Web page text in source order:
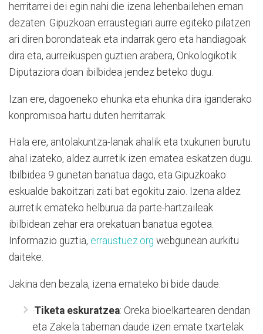
herritarrei dei egin nahi die izena lehenbailehen eman
dezaten. Gipuzkoan erraustegiari aurre egiteko pilatzen
ari diren borondateak eta indarrak gero eta handiagoak
dira eta, aurreikuspen guztien arabera, Onkologikotik
Diputaziora doan ibilbidea jendez beteko dugu.
Izan ere, dagoeneko ehunka eta ehunka dira iganderako
konpromisoa hartu duten herritarrak.
Hala ere, antolakuntza-lanak ahalik eta txukunen burutu
ahal izateko, aldez aurretik izen ematea eskatzen dugu.
Ibilbidea 9 gunetan banatua dago, eta Gipuzkoako
eskualde bakoitzari zati bat egokitu zaio. Izena aldez
aurretik emateko helburua da parte-hartzaileak
ibilbidean zehar era orekatuan banatua egotea.
Informazio guztia, erraustuez.org webgunean aurkitu
daiteke.
Jakina den bezala, izena emateko bi bide daude.
·Tiketa eskuratzea: Oreka bioelkartearen dendan
eta Zakela tabernan daude izen emate txartelak